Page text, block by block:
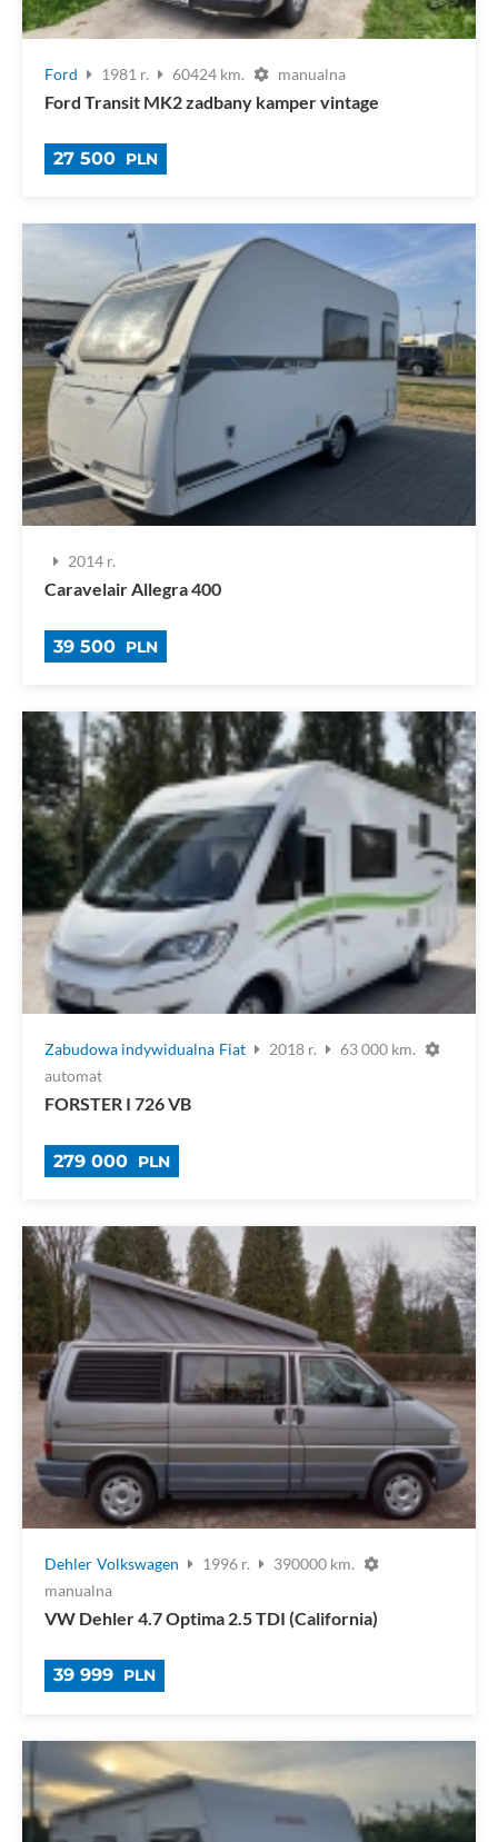
Ford 1981 r. 60424 km. manualna
Ford Transit MK2 zadbany kamper vintage
27 500 PLN
2014 r.
Caravelair Allegra 400
39 500 PLN
Zabudowa indywidualna Fiat 2018 r.
63 000 km.
automat
FORSTER I 726 VB
279 000 PLN
Dehler Volkswagen 1996 r.
390000 km.
manualna
VW Dehler 4.7 Optima 2.5 TDI (California)
39 999 PLN